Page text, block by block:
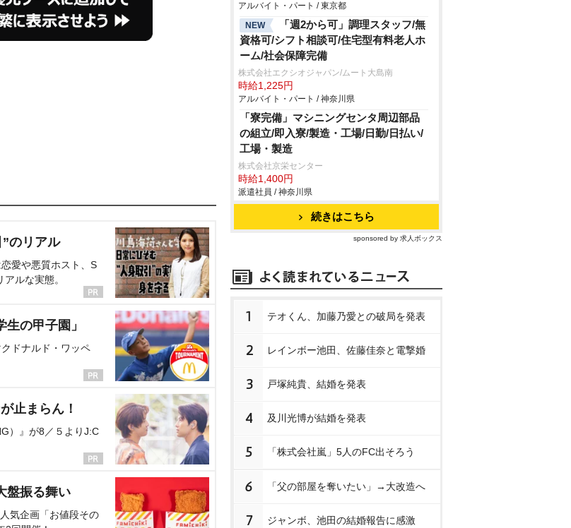
のリアル
愛や悪質ホスト、S
ルな実態。
の甲子園」
ドナルド・ワッペ
止まらん！
）』が8／５よりJ:C
盤振る舞い
気企画「お値段その
アルバイト・パート / 東京都
NEW
「週2から可」調理スタッフ/無
資格可/シフト相談可/住宅型有料老人ホ
ーム/社会保障完備
株式会社エクシオジャパン/ムート大島南
時給1,225円
アルバイト・パート / 神奈川県
「寮完備」マシニングセンタ周辺部品
の組立/即入寮/製造・工場/日勤/日払い/
工場・製造
株式会社京栄センター
時給1,400円
派遣社員 / 神奈川県
続きはこちら
sponsored by 求人ボックス
1 テオくん、加藤乃愛との破局を発表
2 レインボー池田、佐藤佳奈と電撃婚
3 戸塚純貴、結婚を発表
4 及川光博が結婚を発表
5 「株式会社嵐」5人のFC出そろう
6 「父の部屋を奪いたい」→大改造へ
7 ジャンボ、池田の結婚報告に感激